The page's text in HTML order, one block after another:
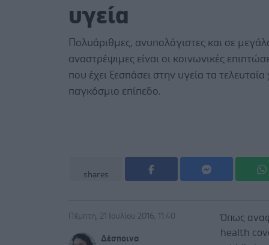
υγεία
Πολυάριθμες, ανυπολόγιστες και σε
αναστρέψιμες είναι οι κοινωνικές
που έχει ξεσπάσει στην υγεία τα τελευταία
παγκόσμιο επίπεδο.
shares
Πέμπτη, 21 Ιουλίου 2016, 11:40
Δέσποινα
Όπως
health